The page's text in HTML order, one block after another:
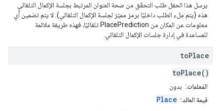
يرسل هذا الحقل طلب التحقّق من صحة العنوان المرتبط بجلسة الإكمال التلقائي
هذه (يتم ملء الطلب داخليًا برمز مميّز لجلسة الإكمال التلقائي). لا يتم تضمين أي
معلومات عن المكان من PlacePrediction تلقائيًا، فهذه طريقة ملائمة
للمساعدة في إدارة جلسات الإكمال التلقائي.
toPlace
toPlace()
المَعلمات: بدون
قيمة العائد: Place